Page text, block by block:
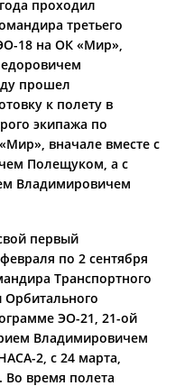
проходил
третьего
18 на ОК «Мир»,
прошел
к полету в
экипажа по
вначале вместе с
Полещуком, а с
Владимировичем
первый
по 2 сентября
Транспортного
ЭО-­21, 21-ой
Владимировичем
2, с 24 марта,
время полета